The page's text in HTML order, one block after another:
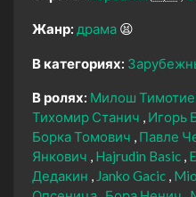
Жанр: драма 😫
В категориях:
В ролях: Милош
Тихомир Станич
Игорь
Борка Томович
Павле
Янкович
Hajrudin Basic
Дедакин
Janko Gacic